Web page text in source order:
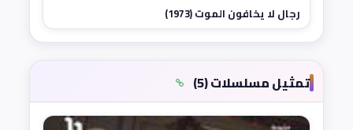
رجال لا يخافون الموت (1973)
تمثيل مسلسلات (5)